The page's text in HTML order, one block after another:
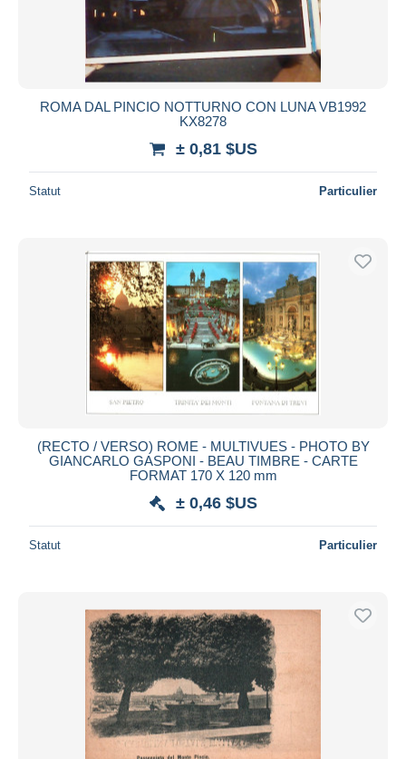
ROMA DAL PINCIO NOTTURNO CON LUNA VB1992
KX8278
± 0,81 $US
Statut Particulier
(RECTO / VERSO) ROME - MULTIVUES - PHOTO BY
GIANCARLO GASPONI - BEAU TIMBRE - CARTE
FORMAT 170 X 120 mm
± 0,46 $US
Statut Particulier